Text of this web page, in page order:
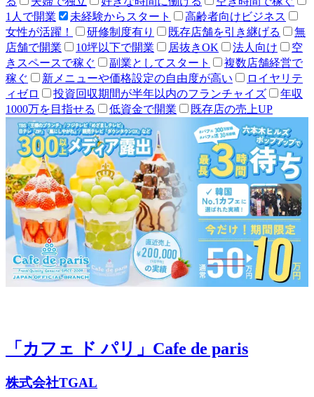
1人で開業
未経験からスタート
高齢者向けビジネス
女性が活躍！
研修制度有り 既存店舗を引き継げる
無
店舗で開業
10坪以下で開業 居抜きOK 法人向け
空
きスペースで稼ぐ
副業としてスタート
複数店舗経営で
稼ぐ
新メニューや価格設定の自由度が高い
ロイヤリテ
ィゼロ
投資回収期間が半年以内のフランチャイズ
年収
1000万を目指せる
低資金で開業 既存店の売上UP
「カフェ ド パリ」Cafe de paris
株式会社TGAL